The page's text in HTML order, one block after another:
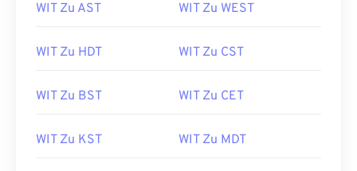
WIT Zu AST WIT Zu WEST
WIT Zu HDT WIT Zu CST
WIT Zu BST WIT Zu CET
WIT Zu KST WIT Zu MDT